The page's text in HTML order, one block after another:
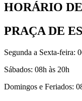
HORÁRIO
PRAÇA DE
Segunda a Sexta-feira:
Sábados: 08h às 20h
Domingos e Feriados: